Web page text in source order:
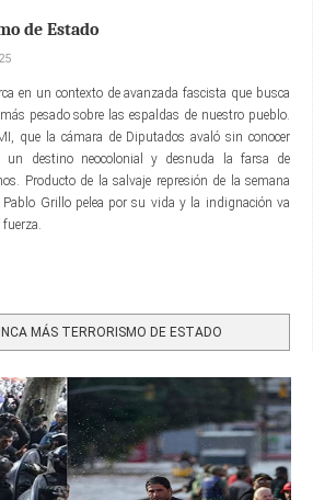
de Estado
en un contexto de avanzada fascista que busca
pesado sobre las espaldas de nuestro pueblo.
que la cámara de Diputados avaló sin conocer
un destino neocolonial y desnuda la farsa de
Producto de la salvaje represión de la semana
Pablo Grillo pelea por su vida y la indignación va
MÁS TERRORISMO DE ESTADO